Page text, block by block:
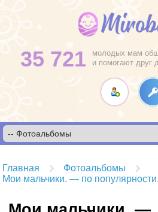
35 721
молодых мам
и помогают друг
Главная
Фотоальбомы
Мои мальчики. — по